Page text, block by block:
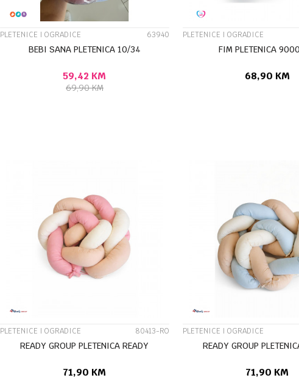
PLETENICE I OGRADICE 63940
BEBI SANA PLETENICA 10/34
59,42 KM
69,90KM
PLETENICE I OGRADICE
FIM PLETENICA
68,90 KM
UPOREDI
PLETENICE I OGRADICE 80413-RO
READY GROUP PLETENICA READY
71,90 KM
UPOREDI
PLETENICE I OGRADICE
READY GROUP
71,90 KM